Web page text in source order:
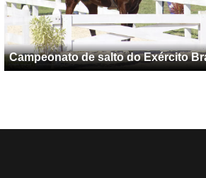
Campeonato de salto do Exército